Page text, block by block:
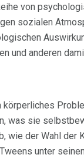
von
sozialen
und anderen
was sie
wie der Wahl
unter